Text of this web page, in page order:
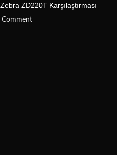
ZD220T Karşılaştırması
Comment